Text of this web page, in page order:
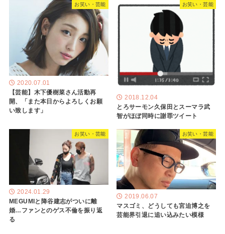
お笑い・芸能
2020.07.01
【芸能】木下優樹菜さん活動再
開、「また本日からよろしくお願
い致します」
お笑い・芸能
2018.12.04
とろサーモン久保田とスーマラ武
智がほぼ同時に謝罪ツイート
お笑い・芸能
2024.01.29
MEGUMIと降谷建志がついに離
婚…ファンとのゲス不倫を振り返
る
お笑い・芸能
2019.06.07
マスゴミ、どうしても宮迫博之を
芸能界引退に追い込みたい模様